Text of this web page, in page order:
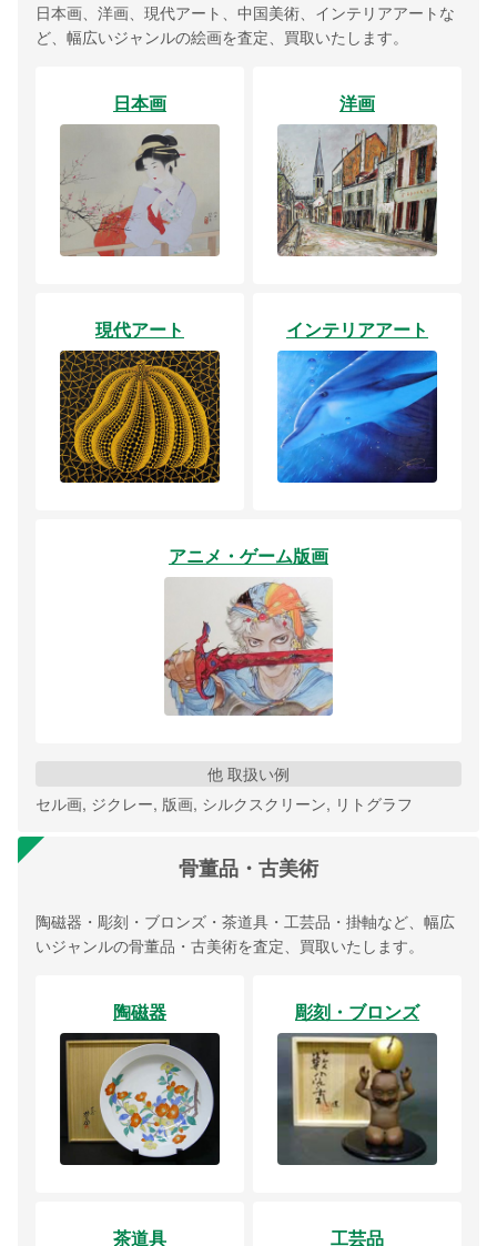
日本画、洋画、現代アート、中国美術、インテリアアートな
ど、幅広いジャンルの絵画を査定、買取いたします。
日本画 洋画
現代アート インテリアアート
アニメ・ゲーム版画
他 取扱い例
セル画, ジクレー, 版画, シルクスクリーン, リトグラフ
骨董品・古美術
陶磁器・彫刻・ブロンズ・茶道具・工芸品・掛軸など、幅広
いジャンルの骨董品・古美術を査定、買取いたします。
陶磁器 彫刻・ブロンズ
茶道具 工芸品